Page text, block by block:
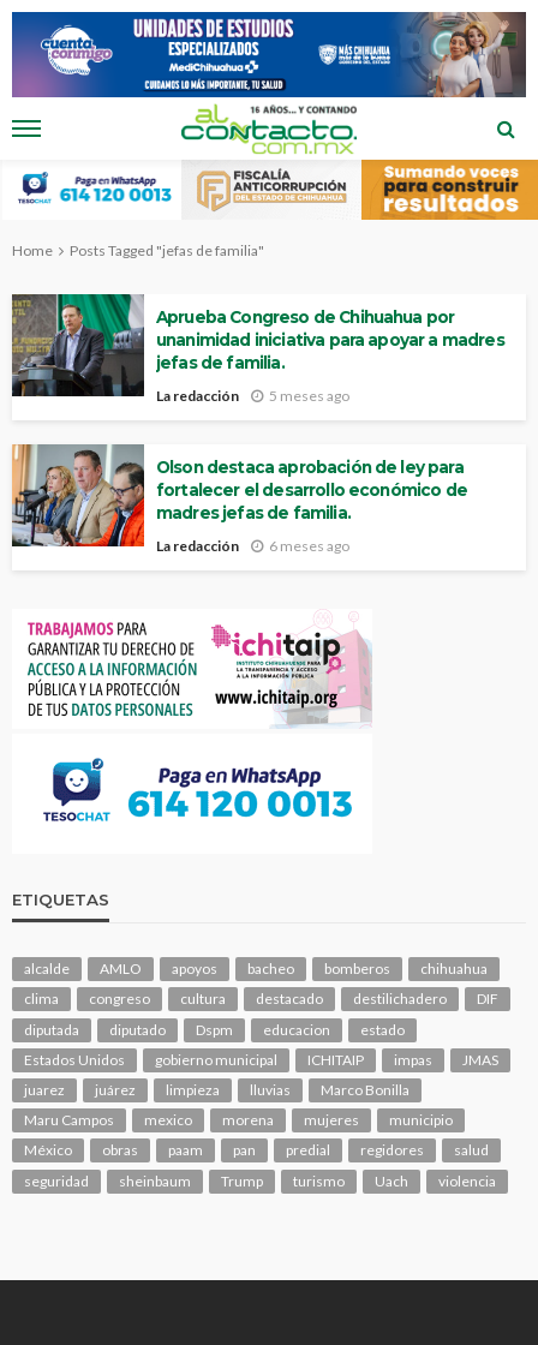
Home Posts Tagged "jefas de familia"
Aprueba Congreso de Chihuahua por
unanimidad iniciativa para apoyar a madres
jefas de familia.
La redacción 5 meses ago
Olson destaca aprobación de ley para
fortalecer el desarrollo económico de
madres jefas de familia.
La redacción 6 meses ago
ETIQUETAS
alcalde AMLO apoyos bacheo bomberos
chihuahua
clima
congreso cultura destacado destilichadero
DIF
diputada
diputado Dspm educacion
estado
Estados Unidos
gobierno municipal ICHITAIP impas
JMAS
juarez
juárez limpieza lluvias
Marco Bonilla
Maru Campos
mexico morena mujeres
municipio
México
obras paam pan predial regidores
salud
seguridad
sheinbaum Trump turismo Uach violencia